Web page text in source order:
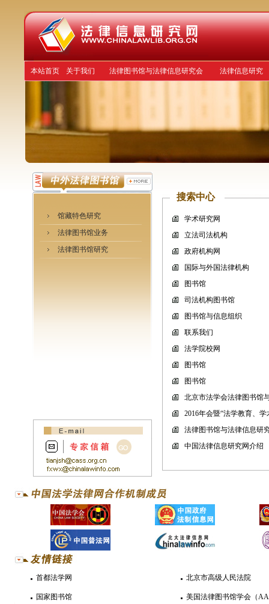
本站首页 关于我们 法律图书馆与法律信息研究会 法律信息研究
馆藏特色研究
法律图书馆业务
法律图书馆研究
搜索中心
学术研究网
立法司法机构
政府机构网
国际与外国法律机构
图书馆
司法机构图书馆
图书馆与信息组织
联系我们
法学院校网
图书馆
图书馆
北京市法学会法律图书馆
2016年会暨“法学教育、
法律图书馆与法律信息研
中国法律信息研究网介绍
首都法学网 北京市高级人民法院
国家图书馆 美国法律图书馆学会（